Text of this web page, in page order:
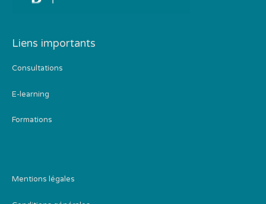
Liens importants
Consultations
E-learning
Formations
Mentions légales